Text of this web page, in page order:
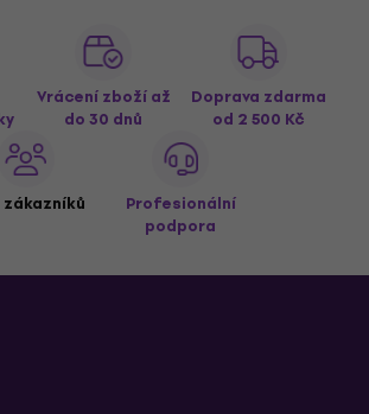
Vrácení zboží až
do 30 dnů
Doprava zdarma
od 2 500 Kč
zákazníků
Profesionální
podpora